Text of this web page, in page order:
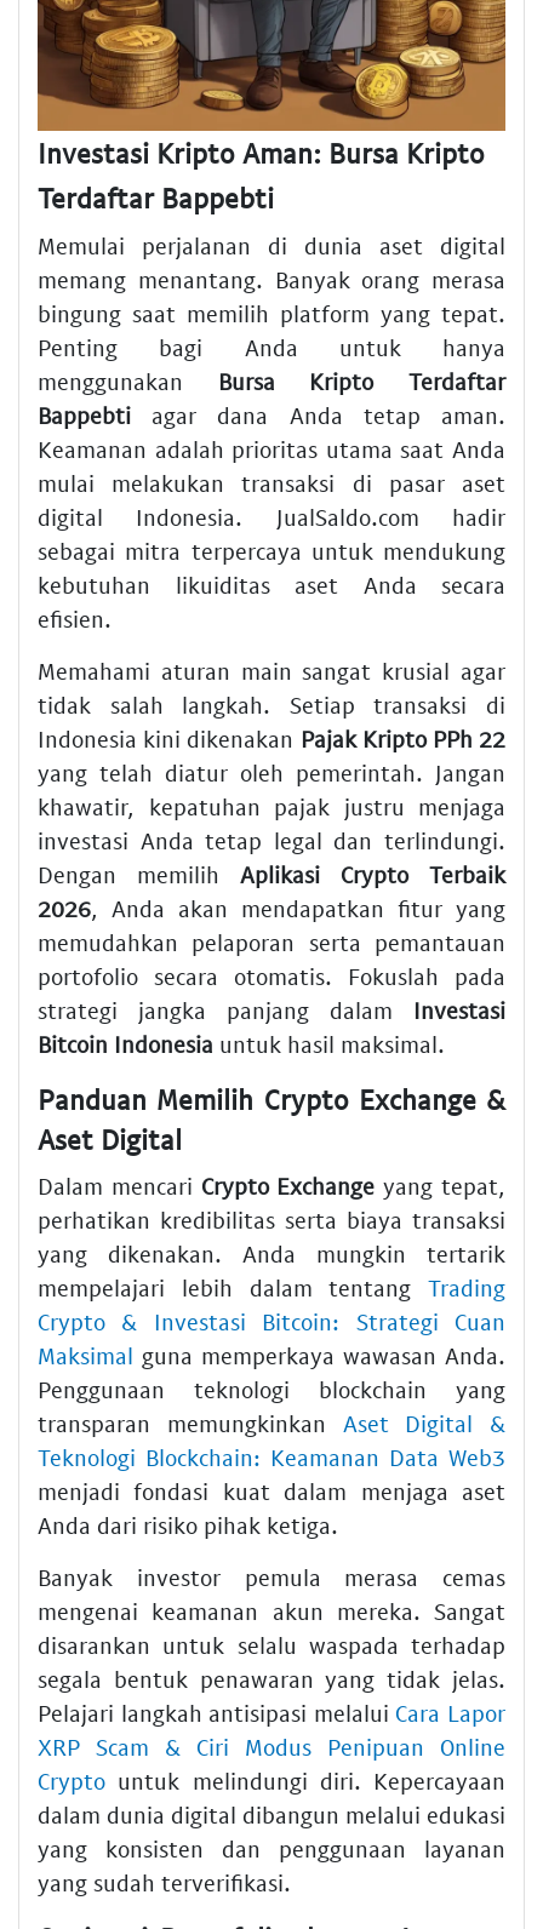
Investasi Kripto Aman: Bursa Kripto
Terdaftar Bappebti
Memulai perjalanan di dunia aset digital
memang menantang. Banyak orang merasa
bingung saat memilih platform yang tepat.
Penting bagi Anda untuk hanya
menggunakan
Bursa Kripto Terdaftar
Bappebti agar dana Anda tetap aman.
Keamanan adalah prioritas utama saat Anda
mulai melakukan transaksi di pasar aset
digital Indonesia. JualSaldo.com hadir
sebagai mitra terpercaya untuk mendukung
kebutuhan likuiditas aset Anda secara
efisien.
Memahami aturan main sangat krusial agar
tidak salah langkah. Setiap transaksi di
Indonesia kini dikenakan Pajak Kripto PPh 22
yang telah diatur oleh pemerintah. Jangan
khawatir, kepatuhan pajak justru menjaga
investasi Anda tetap legal dan terlindungi.
Dengan memilih Aplikasi Crypto Terbaik
2026, Anda akan mendapatkan fitur yang
memudahkan pelaporan serta pemantauan
portofolio secara otomatis. Fokuslah pada
strategi jangka panjang dalam Investasi
Bitcoin Indonesia untuk hasil maksimal.
Panduan Memilih Crypto Exchange &
Aset Digital
Dalam mencari Crypto Exchange yang tepat,
perhatikan kredibilitas serta biaya transaksi
yang dikenakan. Anda mungkin tertarik
mempelajari lebih dalam tentang Trading
Crypto & Investasi Bitcoin: Strategi Cuan
Maksimal guna memperkaya wawasan Anda.
Penggunaan teknologi blockchain yang
transparan memungkinkan Aset Digital &
Teknologi Blockchain: Keamanan Data Web3
menjadi fondasi kuat dalam menjaga aset
Anda dari risiko pihak ketiga.
Banyak investor pemula merasa cemas
mengenai keamanan akun mereka. Sangat
disarankan untuk selalu waspada terhadap
segala bentuk penawaran yang tidak jelas.
Pelajari langkah antisipasi melalui Cara Lapor
XRP Scam & Ciri Modus Penipuan Online
Crypto untuk melindungi diri. Kepercayaan
dalam dunia digital dibangun melalui edukasi
yang konsisten dan penggunaan layanan
yang sudah terverifikasi.